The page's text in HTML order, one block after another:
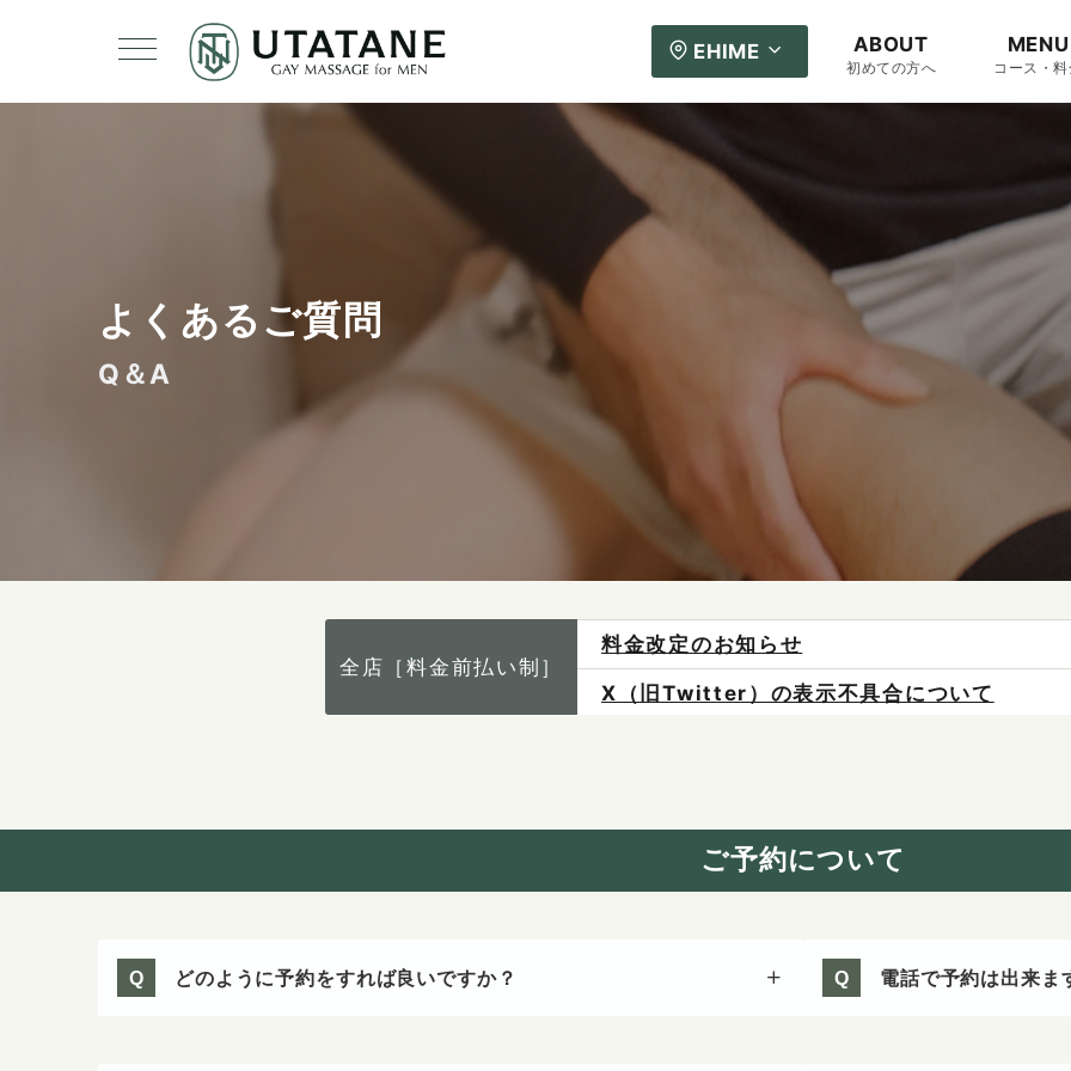
EHIME ABOUT
初めての方へ
MENU
コース・
よくあるご質問
Q＆A
全店［料金前払い制］
料金改定のお知らせ
X（旧Twitter）の表示不具合について
感染症防止対策について
ご予約について
Q どのように予約をすれば良いですか？ Q 電話で予約は出来ま